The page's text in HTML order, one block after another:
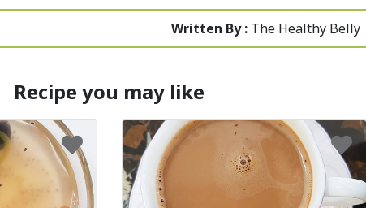
Written By : The Healthy Belly
Recipe you may like